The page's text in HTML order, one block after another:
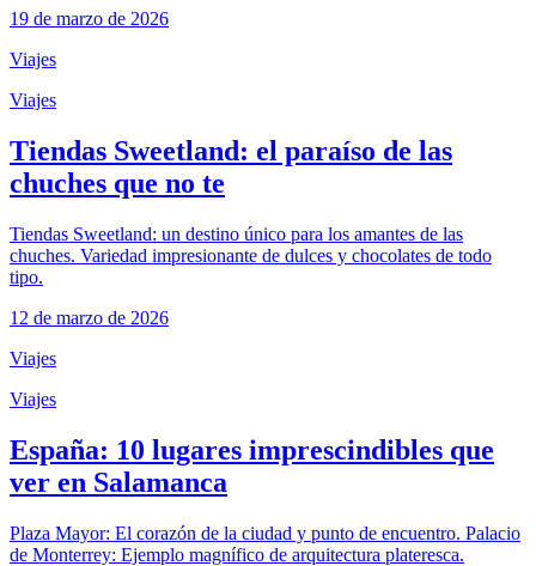
19 de marzo de 2026
Viajes
Viajes
Tiendas Sweetland: el paraíso de las
chuches que no te
Tiendas Sweetland: un destino único para los amantes de las
chuches. Variedad impresionante de dulces y chocolates de todo
tipo.
12 de marzo de 2026
Viajes
Viajes
España: 10 lugares imprescindibles que
ver en Salamanca
Plaza Mayor: El corazón de la ciudad y punto de encuentro. Palacio
de Monterrey: Ejemplo magnífico de arquitectura plateresca.